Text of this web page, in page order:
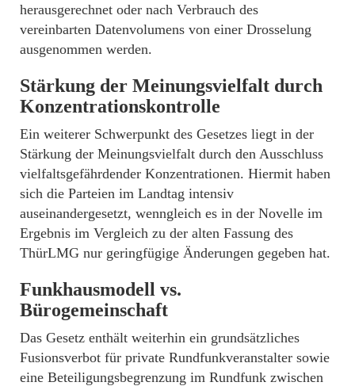
herausgerechnet oder nach Verbrauch des
vereinbarten Datenvolumens von einer Drosselung
ausgenommen werden.
Stärkung der Meinungsvielfalt durch
Konzentrationskontrolle
Ein weiterer Schwerpunkt des Gesetzes liegt in der
Stärkung der Meinungsvielfalt durch den Ausschluss
vielfaltsgefährdender Konzentrationen. Hiermit haben
sich die Parteien im Landtag intensiv
auseinandergesetzt, wenngleich es in der Novelle im
Ergebnis im Vergleich zu der alten Fassung des
ThürLMG nur geringfügige Änderungen gegeben hat.
Funkhausmodell vs.
Bürogemeinschaft
Das Gesetz enthält weiterhin ein grundsätzliches
Fusionsverbot für private Rundfunkveranstalter sowie
eine Beteiligungsbegrenzung im Rundfunk zwischen